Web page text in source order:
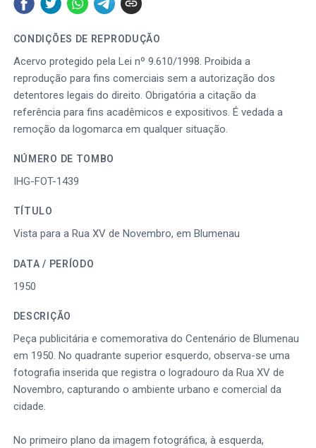
CONDIÇÕES DE REPRODUÇÃO
Acervo protegido pela Lei nº 9.610/1998. Proibida a
reprodução para fins comerciais sem a autorização dos
detentores legais do direito. Obrigatória a citação da
referência para fins acadêmicos e expositivos. É vedada a
remoção da logomarca em qualquer situação.
NÚMERO DE TOMBO
IHG-FOT-1439
TÍTULO
Vista para a Rua XV de Novembro, em Blumenau
DATA / PERÍODO
1950
DESCRIÇÃO
Peça publicitária e comemorativa do Centenário de Blumenau
em 1950. No quadrante superior esquerdo, observa-se uma
fotografia inserida que registra o logradouro da Rua XV de
Novembro, capturando o ambiente urbano e comercial da
cidade.
No primeiro plano da imagem fotográfica, à esquerda,